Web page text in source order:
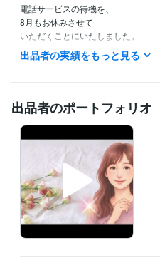
電話サービスの待機を、
8月もお休みさせて
いただくことにいたしました。
現在は
過ごしています。
また、
愛犬の体調を見守りながら
過ごしていることもあり、
今は時間にゆとりを持った生活を、
優先したいと考えています。
メッセージへの対応は可能ですので、
ご用件がありましたら
お気軽にご連絡ください。
出品者の実績をもっと見る
出品者のポートフォリオ